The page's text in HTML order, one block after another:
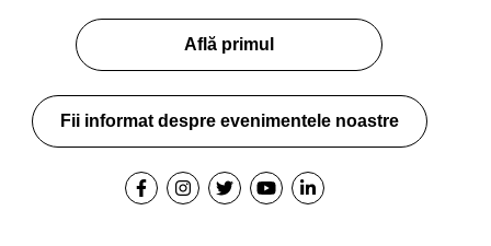
Află primul
Fii informat despre evenimentele noastre